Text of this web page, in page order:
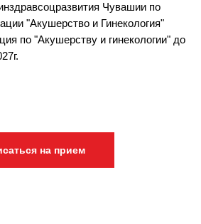
Чувашии по
"Акушерство и Гинекология"
по "Акушерству и гинекологии" до
на прием